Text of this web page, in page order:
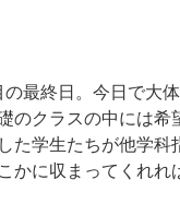
最終日。今日で大
のクラスの中には希
た学生たちが他学科
かに収まってくれれ